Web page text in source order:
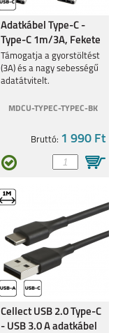
Adatkábel Type-C -
Type-C 1m/3A, Fekete
Támogatja a gyorstöltést
(3A) és a nagy sebességű
adatátvitelt.
MDCU-TYPEC-TYPEC-BK
Bruttó: 1 990 Ft
Cellect USB 2.0 Type-C
- USB 3.0 A adatkábel